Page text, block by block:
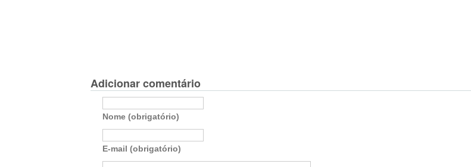
Adicionar comentário
Nome (obrigatório)
E-mail (obrigatório)